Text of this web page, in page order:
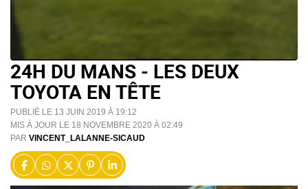
24H DU MANS - LES DEUX
TOYOTA EN TÊTE
PUBLIÉ LE 13 JUIN 2019 À 19:12
MIS À JOUR LE 18 NOVEMBRE 2020 À 02:49
PAR VINCENT_LALANNE-SICAUD